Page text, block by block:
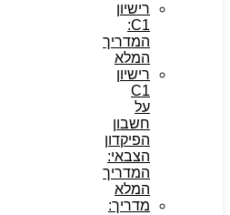
רישיון
C1:
המדריך
המלא
רישיון
C1
על
חשבון
הפיקדון
הצבאי:
המדריך
המלא
מדריך: